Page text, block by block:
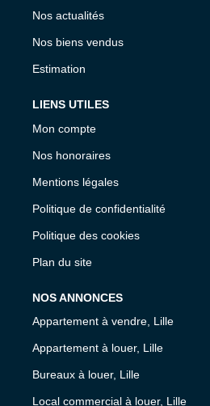
Nos actualités
Nos biens vendus
Estimation
LIENS UTILES
Mon compte
Nos honoraires
Mentions légales
Politique de confidentialité
Politique des cookies
Plan du site
NOS ANNONCES
Appartement à vendre, Lille
Appartement à louer, Lille
Bureaux à louer, Lille
Local commercial à louer, Lille